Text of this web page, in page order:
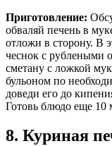
Приготовление:
обваляй печень в
отложи в сторону. В
чеснок с рублеными
сметану с ложкой
бульоном по
доведи его до
Готовь блюдо еще 10
8. Куриная